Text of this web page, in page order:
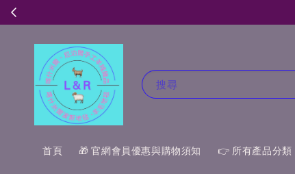
搜尋
首頁 🎁 官網會員優惠與購物須知 👉 所有產品分類